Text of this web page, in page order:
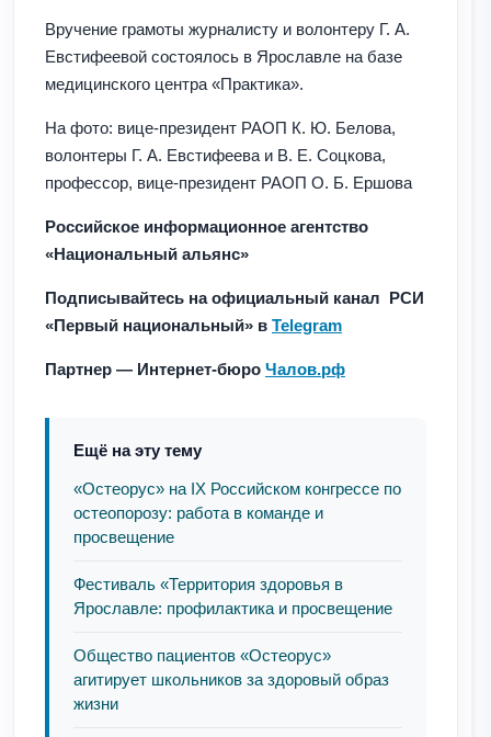
Вручение грамоты журналисту и волонтеру Г. А.
Евстифеевой состоялось в Ярославле на базе
медицинского центра «Практика».
На фото: вице-президент РАОП К. Ю. Белова,
волонтеры Г. А. Евстифеева и В. Е. Соцкова,
профессор, вице-президент РАОП О. Б. Ершова
Российское информационное агентство
«Национальный альянс»
Подписывайтесь на официальный канал РСИ
«Первый национальный» в Telegram
Партнер — Интернет-бюро Чалов.рф
Ещё на эту тему
«Остеорус» на IX Российском конгрессе по
остеопорозу: работа в команде и
просвещение
Фестиваль «Территория здоровья в
Ярославле: профилактика и просвещение
Общество пациентов «Остеорус»
агитирует школьников за здоровый образ
жизни